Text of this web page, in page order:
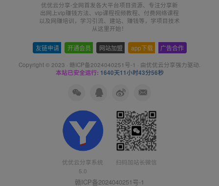
优优云分享-全网首发各大平台项目资源、专注分享新
出网上vip赚钱方法、vip课程视频教程、付费网络课程
以及网赚培训，学习引流、建站、赚钱等，学项目技术
从这里开始！
友链申请 开通会员 网站加盟 app下载 广告合作
Copyright © 2023 · 赣ICP备2024040251号-1 · 由优优云分享强力驱动.
本站已安全运行: 1640天11小时43分56秒
优优云分享系统
5.0
扫码加站长微信
赣ICP备2024040251号-1